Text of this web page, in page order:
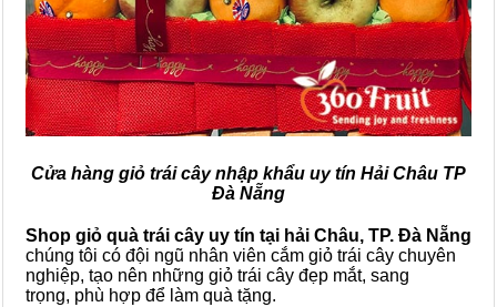
Cửa hàng giỏ trái cây nhập khẩu uy tín Hải Châu TP
Đà Nẵng
Shop giỏ quà trái cây uy tín tại hải Châu, TP. Đà Nẵng
chúng tôi có đội ngũ nhân viên cắm giỏ trái cây chuyên
nghiệp, tạo nên những giỏ trái cây đẹp mắt, sang
trọng, phù hợp để làm quà tặng.